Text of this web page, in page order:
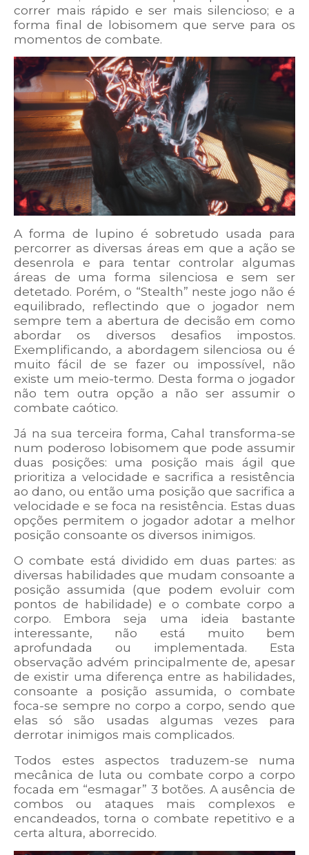
correr mais rápido e ser mais silencioso; e a
forma final de lobisomem que serve para os
momentos de combate.
A forma de lupino é sobretudo usada para
percorrer as diversas áreas em que a ação se
desenrola e para tentar controlar algumas
áreas de uma forma silenciosa e sem ser
detetado. Porém, o “Stealth” neste jogo não é
equilibrado, reflectindo que o jogador nem
sempre tem a abertura de decisão em como
abordar os diversos desafios impostos.
Exemplificando, a abordagem silenciosa ou é
muito fácil de se fazer ou impossível, não
existe um meio-termo. Desta forma o jogador
não tem outra opção a não ser assumir o
combate caótico.
Já na sua terceira forma, Cahal transforma-se
num poderoso lobisomem que pode assumir
duas posições: uma posição mais ágil que
prioritiza a velocidade e sacrifica a resistência
ao dano, ou então uma posição que sacrifica a
velocidade e se foca na resistência. Estas duas
opções permitem o jogador adotar a melhor
posição consoante os diversos inimigos.
O combate está dividido em duas partes: as
diversas habilidades que mudam consoante a
posição assumida (que podem evoluir com
pontos de habilidade) e o combate corpo a
corpo. Embora seja uma ideia bastante
interessante, não está muito bem
aprofundada ou implementada. Esta
observação advém principalmente de, apesar
de existir uma diferença entre as habilidades,
consoante a posição assumida, o combate
foca-se sempre no corpo a corpo, sendo que
elas só são usadas algumas vezes para
derrotar inimigos mais complicados.
Todos estes aspectos traduzem-se numa
mecânica de luta ou combate corpo a corpo
focada em “esmagar” 3 botões. A ausência de
combos ou ataques mais complexos e
encandeados, torna o combate repetitivo e a
certa altura, aborrecido.